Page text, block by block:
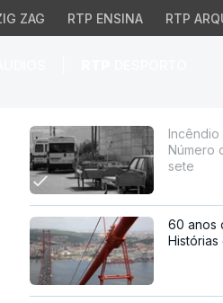
ZAG RTP ENSINA RTP
mortes
Incêndio
Número
sete
60 anos